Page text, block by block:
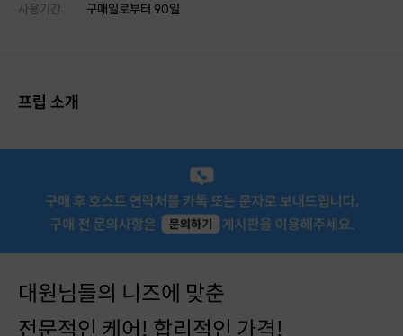
사용기간
구매일로부터 90일
프립 소개
대원님들의 니즈에 맞춘
전문적인 케어! 합리적인 가격!